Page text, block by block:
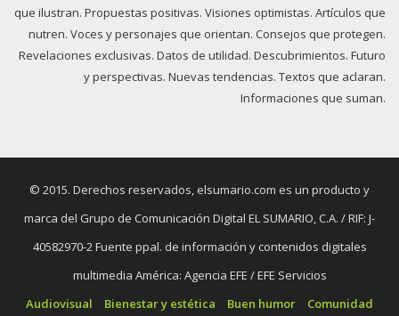
que ilustran. Propuestas positivas. Visiones optimistas. Artículos que
nutren. Voces y personajes que orientan. Consejos que protegen.
Revelaciones exclusivas. Datos de utilidad. Descubrimientos. Futuro
y perspectivas. Nuevas tendencias. Textos que aclaran.
Informaciones que suman.
© 2015. Derechos reservados, elsumario.com es un producto y
marca del Grupo de Comunicación Digital EL SUMARIO, C.A. / RIF: J-
40582970-2 Fuente ppal. de información y contenidos digitales
multimedia América: Agencia EFE / EFE Servicios
Audiovisual
Bienestar y estética Buen humor Comunidad